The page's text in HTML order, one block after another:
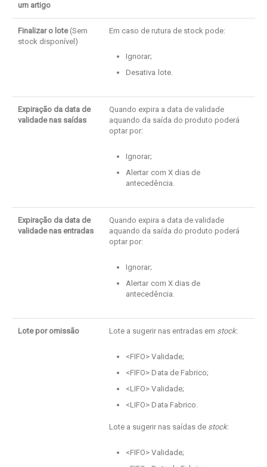
um artigo
Finalizar o lote (Sem
stock disponível)
Em caso de rutura de stock pode:
Ignorar;
Desativa lote.
Expiração da data de
validade nas saídas
Quando expira a data de validade
aquando da saída do produto poderá
optar por:
Ignorar;
Alertar com X dias de
antecedência.
Expiração da data de
validade nas entradas
Quando expira a data de validade
aquando da saída do produto poderá
optar por:
Ignorar;
Alertar com X dias de
antecedência.
Lote por omissão Lote a sugerir nas entradas em stock:
<FIFO> Validade;
<FIFO> Data de Fabrico;
<LIFO> Validade;
<LIFO> Data Fabrico.
Lote a sugerir nas saídas de stock:
<FIFO> Validade;